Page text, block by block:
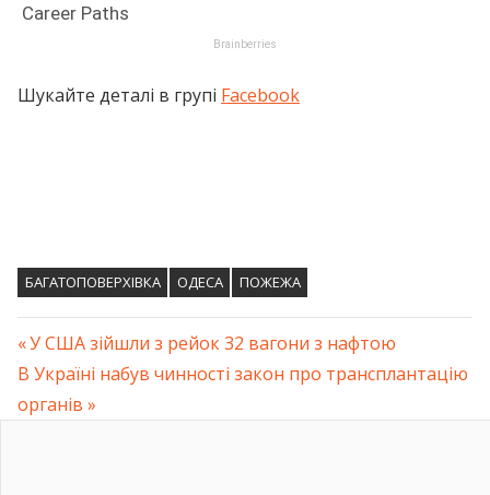
Шукайте деталі в групі Facebook
БАГАТОПОВЕРХІВКА ОДЕСА ПОЖЕЖА
Навігація
записів
Previous
Post:
У США зійшли з рейок 32 вагони з нафтою
Next
Post:
В Україні набув чинності закон про трансплантацію
органів